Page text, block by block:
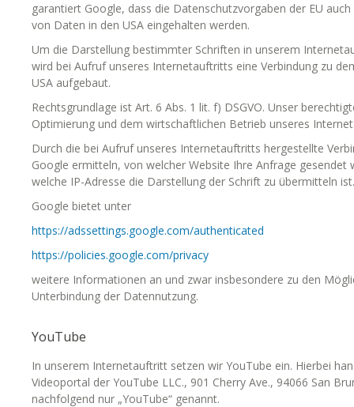
garantiert Google, dass die Datenschutzvorgaben der EU
von Daten in den USA eingehalten werden.
Um die Darstellung bestimmter Schriften in unserem
wird bei Aufruf unseres Internetauftritts eine Verbindung zu
USA aufgebaut.
Rechtsgrundlage ist Art. 6 Abs. 1 lit. f) DSGVO. Unser
Optimierung und dem wirtschaftlichen Betrieb unseres
Durch die bei Aufruf unseres Internetauftritts hergestellte
Google ermitteln, von welcher Website Ihre Anfrage gesendet
welche IP-Adresse die Darstellung der Schrift zu übermitteln ist.
Google bietet unter
https://adssettings.google.com/authenticated
https://policies.google.com/privacy
weitere Informationen an und zwar insbesondere zu den
Unterbindung der Datennutzung.
YouTube
In unserem Internetauftritt setzen wir YouTube ein. Hierbei
Videoportal der YouTube LLC., 901 Cherry Ave., 94066 San
nachfolgend nur „YouTube“ genannt.